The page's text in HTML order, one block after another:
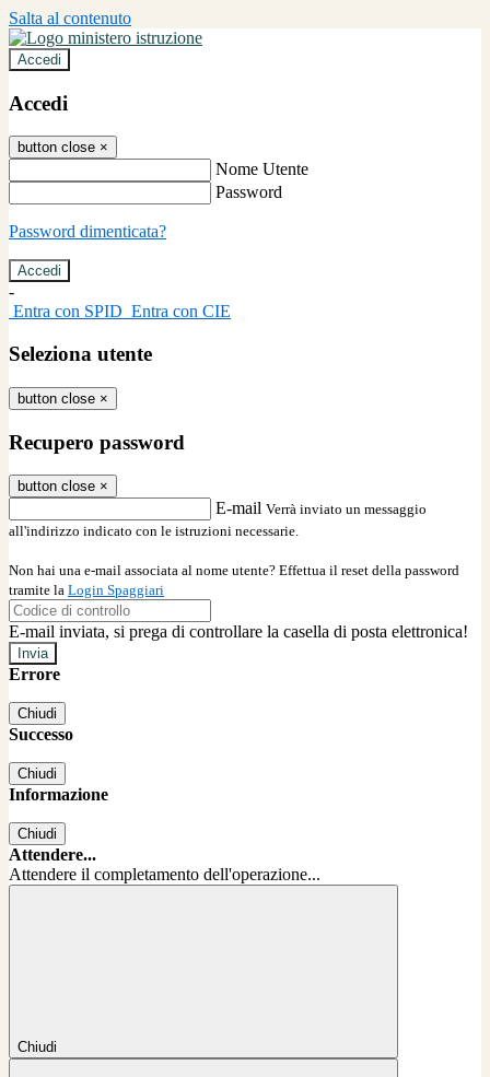
Salta al contenuto
Accedi
Accedi
button close ×
Nome Utente
Password
Password dimenticata?
-
Entra con SPID Entra con CIE
Seleziona utente
button close ×
Recupero password
button close ×
E-mail Verrà inviato un messaggio
all'indirizzo indicato con le istruzioni necessarie.
Non hai una e-mail associata al nome utente? Effettua il reset della password
tramite la Login Spaggiari
E-mail inviata, si prega di controllare la casella di posta elettronica!
Errore
Chiudi
Successo
Chiudi
Informazione
Chiudi
Attendere...
Attendere il completamento dell'operazione...
Chiudi